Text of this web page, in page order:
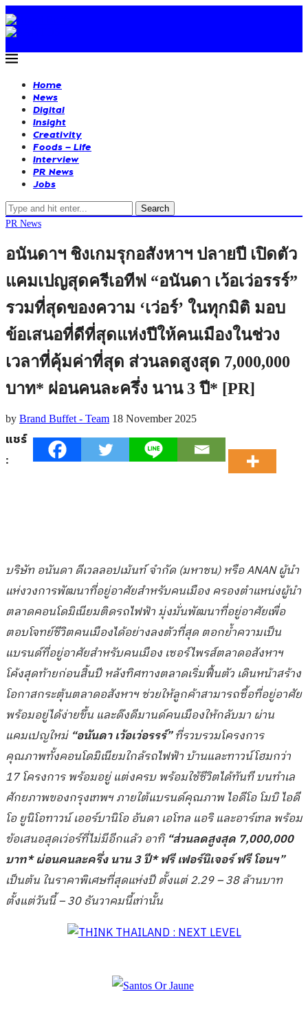
Home
News
Digital
Insight
Creativity
Foods – Life
Interview
PR News
Jobs
Search
PR News
อนันดาฯ ชิงเกมรุกอสังหาฯ ปลายปี เปิดตัว
แคมเปญสุดครีเอทีฟ “อนันดา เว้อเว่อรรร์”
รวมที่สุดของความ ‘เว่อร์’ ในทุกมิติ มอบ
ข้อเสนอที่ดีที่สุดแห่งปีให้คนเมืองในช่วง
เวลาที่คุ้มค่าที่สุด ส่วนลดสูงสุด 7,000,000
บาท* ผ่อนคนละครึ่ง นาน 3 ปี* [PR]
by Brand Buffet - Team 18 November 2025
แชร์
:
บริษัท อนันดา ดีเวลลอปเม้นท์ จำกัด (มหาชน) หรือANAN ผู้นำ
แห่งวงการพัฒนาที่อยู่อาศัยสำหรับคนเมือง ครองตำแหน่งผู้นำ
ตลาดคอนโดมิเนียมติดรถไฟฟ้า มุ่งมั่นพัฒนาที่อยู่อาศัยเพื่อ
ตอบโจทย์ชีวิตคนเมืองได้อย่างลงตัวที่สุด ตอกย้ำความเป็น
แบรนด์ที่อยู่อาศัยสำหรับคนเมือง เซอร์ไพรส์ตลาดอสังหาฯ
โค้งสุดท้ายก่อนสิ้นปี หลังทิศทางตลาดเริ่มฟื้นตัว เดินหน้าสร้าง
โอกาสกระตุ้นตลาดอสังหาฯ ช่วยให้ลูกค้าสามารถซื้อที่อยู่อาศัย
พร้อมอยู่ได้ง่ายขึ้น และดึงดีมานด์คนเมืองให้กลับมา ผ่าน
แคมเปญใหม่ “อนันดา เว้อเว่อรรร์”ที่รวบรวมโครงการ
คุณภาพทั้งคอนโดมิเนียมใกล้รถไฟฟ้า บ้านและทาวน์โฮมกว่า
17 โครงการ พร้อมอยู่ แต่งครบ พร้อมใช้ชีวิตได้ทันที บนทำเล
ศักยภาพของกรุงเทพฯ ภายใต้แบรนด์คุณภาพ ไอดีโอ โมบิ ไอดี
โอ ยูนิโอทาวน์ เออร์บานิโอ อันดา เอโทล แอริ และอาร์เทล พร้อม
ข้อเสนอสุดเว่อร์ที่ไม่มีอีกแล้ว อาทิ“ส่วนลดสูงสุด 7,000,000
บาท* ผ่อนคนละครึ่ง นาน 3 ปี* ฟรี เฟอร์นิเจอร์ ฟรี โอนฯ”
เป็นต้น ในราคาพิเศษที่สุดแห่งปี ตั้งแต่ 2.29 – 38 ล้านบาท
ตั้งแต่วันนี้ – 30 ธันวาคมนี้เท่านั้น